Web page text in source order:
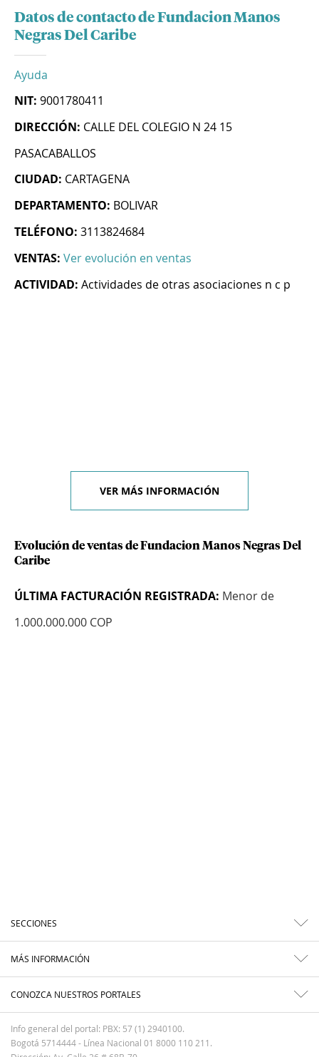
Datos de contacto de Fundacion Manos
Negras Del Caribe
Ayuda
NIT: 9001780411
DIRECCIÓN: CALLE DEL COLEGIO N 24 15
PASACABALLOS
CIUDAD: CARTAGENA
DEPARTAMENTO: BOLIVAR
TELÉFONO: 3113824684
VENTAS: Ver evolución en ventas
ACTIVIDAD: Actividades de otras asociaciones n c p
VER MÁS INFORMACIÓN
Evolución de ventas de Fundacion Manos Negras Del
Caribe
ÚLTIMA FACTURACIÓN REGISTRADA: Menor de
1.000.000.000 COP
SECCIONES
MÁS INFORMACIÓN
CONOZCA NUESTROS PORTALES
Info general del portal: PBX: 57 (1) 2940100.
Bogotá 5714444 - Línea Nacional 01 8000 110 211.